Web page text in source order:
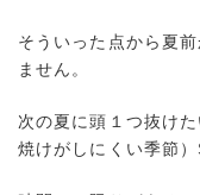
そういった点から夏
ません。
次の夏に頭１つ抜け
焼けがしにくい季節